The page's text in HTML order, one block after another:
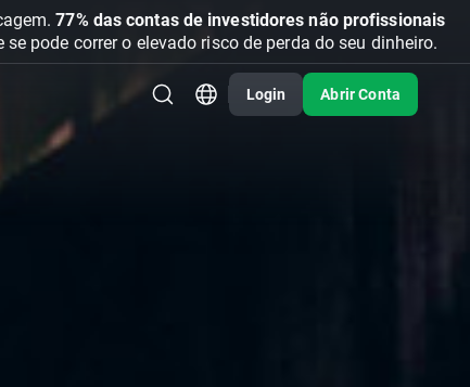
77% das contas de investidores não profissionais
pode correr o elevado risco de perda do seu dinheiro.
Login Abrir Conta